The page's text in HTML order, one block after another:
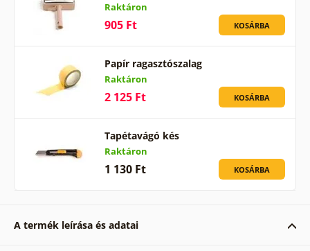
Raktáron
905 Ft KOSÁRBA
Papír ragasztószalag
Raktáron
2 125 Ft KOSÁRBA
Tapétavágó kés
Raktáron
1 130 Ft KOSÁRBA
A termék leírása és adatai